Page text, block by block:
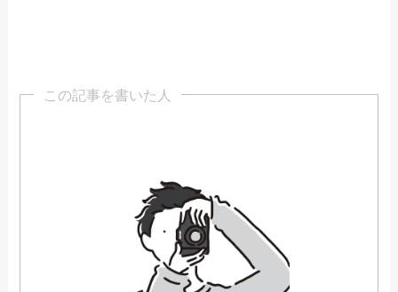
この記事を書いた人